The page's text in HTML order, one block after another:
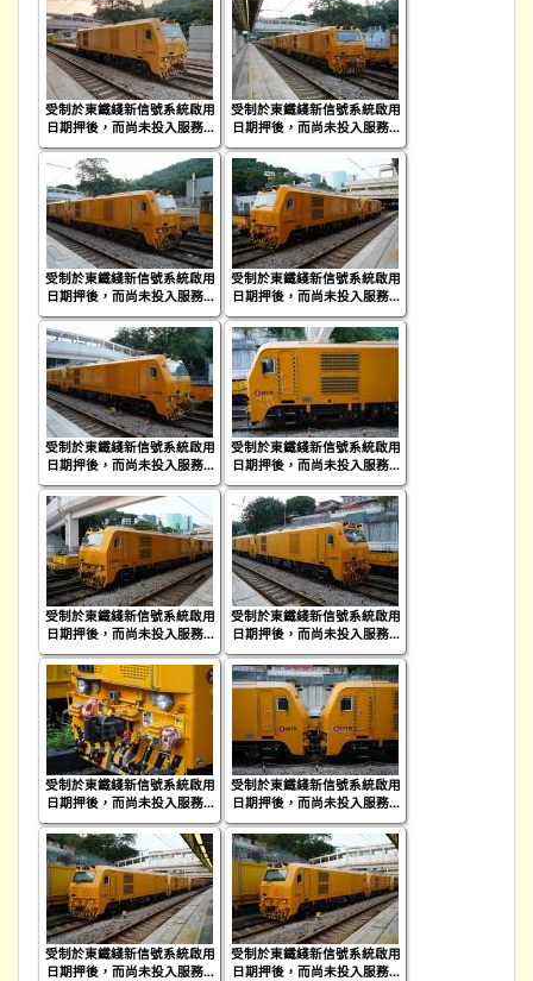
受制於東鐵綫新信號系統啟用
日期押後，而尚未投入服務...
受制於東鐵綫新信號系統啟用
日期押後，而尚未投入服務...
受制於東鐵綫新信號系統啟用
日期押後，而尚未投入服務...
受制於東鐵綫新信號系統啟用
日期押後，而尚未投入服務...
受制於東鐵綫新信號系統啟用
日期押後，而尚未投入服務...
受制於東鐵綫新信號系統啟用
日期押後，而尚未投入服務...
受制於東鐵綫新信號系統啟用
日期押後，而尚未投入服務...
受制於東鐵綫新信號系統啟用
日期押後，而尚未投入服務...
受制於東鐵綫新信號系統啟用
日期押後，而尚未投入服務...
受制於東鐵綫新信號系統啟用
日期押後，而尚未投入服務...
受制於東鐵綫新信號系統啟用
日期押後，而尚未投入服務...
受制於東鐵綫新信號系統啟用
日期押後，而尚未投入服務...